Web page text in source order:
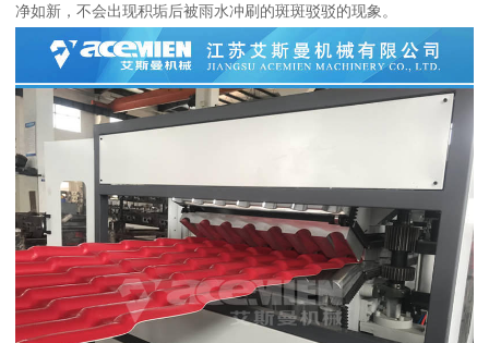
净如新，不会出现积垢后被雨水冲刷的斑斑驳驳的现象。